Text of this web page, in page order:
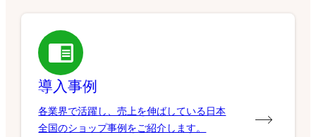
導入事例
各業界で活躍し、売上を伸ばしている日本
全国のショップ事例をご紹介します。